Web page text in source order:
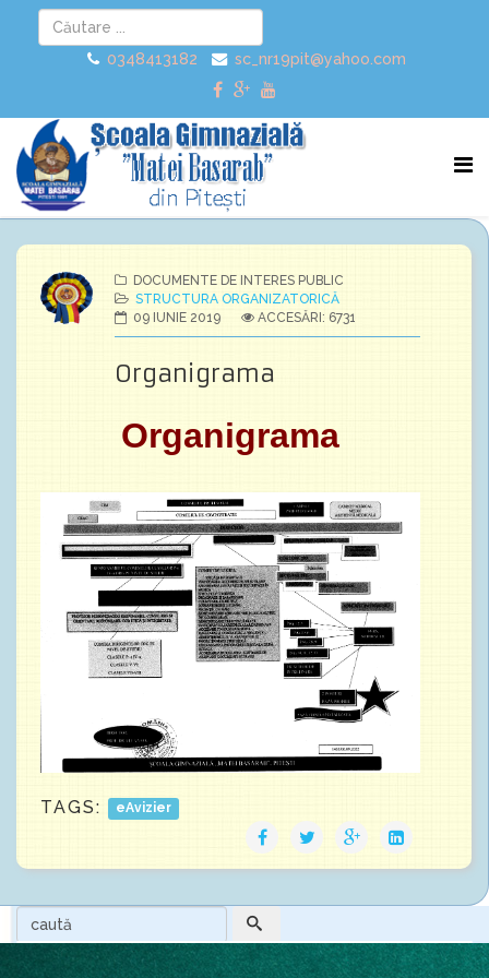
0348413182 sc_nr19pit@yahoo.com
DOCUMENTE DE INTERES PUBLIC
STRUCTURA ORGANIZATORICĂ
09 IUNIE 2019
ACCESĂRI: 6731
Organigrama
Organigrama
TAGS: eAvizier